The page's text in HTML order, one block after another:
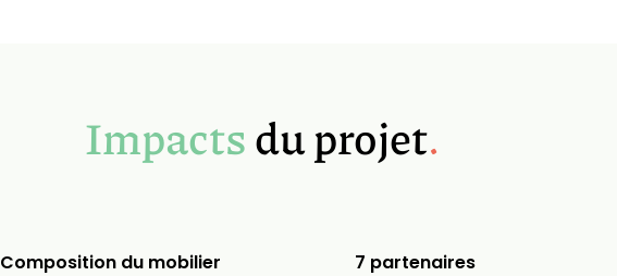
Impactsdu projet.
Composition du mobilier 7 partenaires